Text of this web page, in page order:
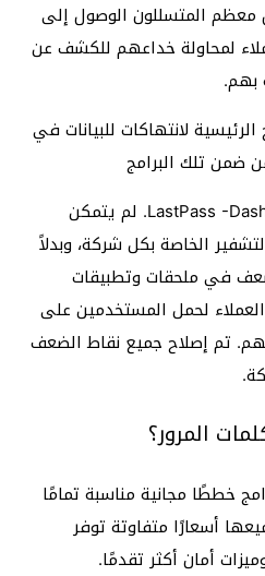
معظم المتسللون الوصول إلى
لمحاولة خداعهم للكشف عن
بهم.
لانتهاكات للبيانات في
ضمن تلك البرامج
LastPass -Dashlane -1Password -Keeper. لم يتمكن
الخاصة بكل شركة، وبدلاً
في ملحقات وتطبيقات
لحمل المستخدمين على
تم إصلاح جميع نقاط الضعف
المرور؟
خططًا مجانية مناسبة تمامًا
أسعارًا متفاوتة توفر
أمان أكثر تقدمًا.